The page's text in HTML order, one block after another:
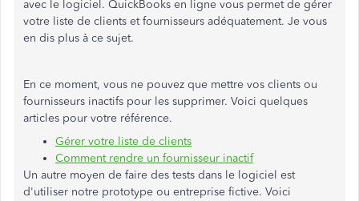
avec le logiciel. QuickBooks en ligne vous permet de gérer
votre liste de clients et fournisseurs adéquatement. Je vous
en dis plus à ce sujet.
En ce moment, vous ne pouvez que mettre vos clients ou
fournisseurs inactifs pour les supprimer. Voici quelques
articles pour votre référence.
Gérer votre liste de clients
Comment rendre un fournisseur inactif
Un autre moyen de faire des tests dans le logiciel est
d'utiliser notre prototype ou entreprise fictive. Voici